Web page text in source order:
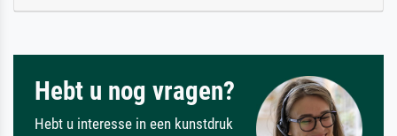
Hebt u nog vragen?
Hebt u interesse in een kunstdruk